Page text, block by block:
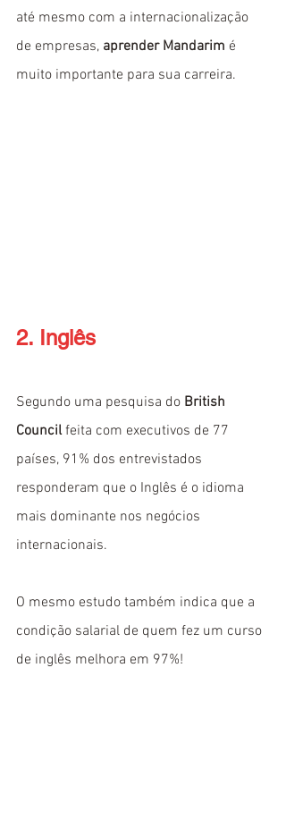
até mesmo com a internacionalização
de empresas, aprender Mandarim é
muito importante para sua carreira.
2. Inglês
Segundo uma pesquisa do British
Council feita com executivos de 77
países, 91% dos entrevistados
responderam que o Inglês é o idioma
mais dominante nos negócios
internacionais.
O mesmo estudo também indica que a
condição salarial de quem fez um curso
de inglês melhora em 97%!